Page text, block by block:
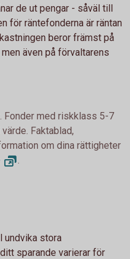
de ut pengar - såväl till
för räntefonderna är räntan
beror främst på
även på förvaltarens
Fonder med riskklass 5-7
Faktablad,
om dina rättigheter
.
undvika stora
sparande varierar för